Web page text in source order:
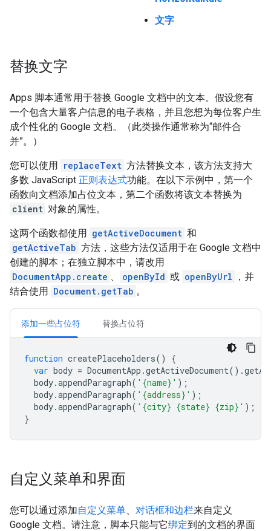
文字
替换文字
Apps 脚本通常用于替换 Google 文档中的文本。假设您有
一个包含大量客户信息的电子表格，并且您想为每位客户生
成个性化的 Google 文档。（此类操作通常称为“邮件合
并”。）
您可以使用 replaceText 方法替换文本，该方法支持大
多数 JavaScript 正则表达式功能。在以下示例中，第一个
函数向文档添加占位文本，第二个函数将该文本替换为
client 对象的属性。
这两个函数都使用 getActiveDocument 和
getActiveTab 方法，这些方法仅适用于在 Google 文档中
创建的脚本；在独立脚本中，请改用
DocumentApp.create 、 openById 或 openByUrl
，并
结合使用 Document.getTab 。
添加一些占位符 替换占位符
function createPlaceholders()
{
var body = DocumentApp .getActiveDocument().
body.appendParagraph( '{name}' );
body.appendParagraph( '{address}' );
body.appendParagraph( '{city} {state} {zip}' );
}
自定义菜单和界面
您可以通过添加自定义菜单、 对话框和边栏来自定义
Google 文档。请注意，脚本只能与它绑定到的文档的界面